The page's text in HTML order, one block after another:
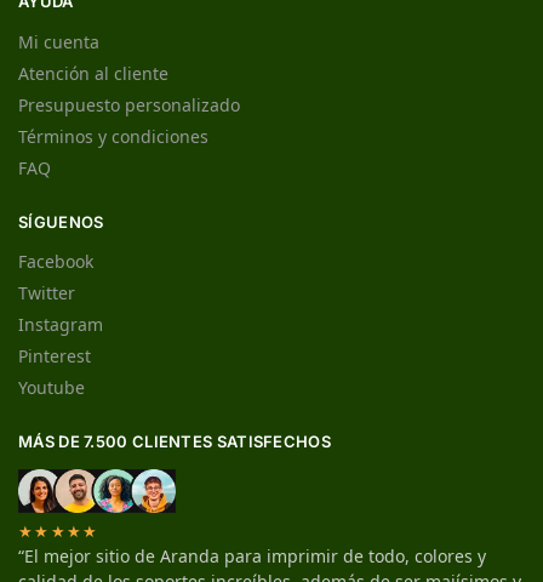
Mi cuenta
Atención al cliente
Presupuesto personalizado
Términos y condiciones
FAQ
SÍGUENOS
Facebook
Twitter
Instagram
Pinterest
Youtube
MÁS DE 7.500 CLIENTES SATISFECHOS
★★★★★
“El mejor sitio de Aranda para imprimir de todo, colores y